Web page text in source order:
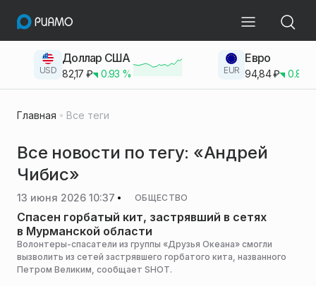
USD
Доллар США
82,17 ₽ 0.93 % EUR
Евро
94,84₽ 0.83
Главная Все теги
Все новости по тегу: «Андрей
Чибис»
13 июня 2026 10:37 ОБЩЕСТВО
Спасен горбатый кит, застрявший в сетях
в Мурманской области
Волонтеры-спасатели из группы «Друзья Океана» смогли
вызволить из сетей застрявшего горбатого кита, названного
Петром Великим, сообщает SHOT.